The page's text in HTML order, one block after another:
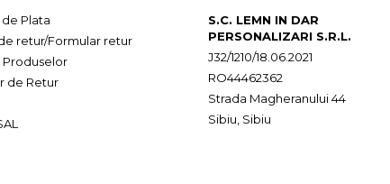
Plata
retur/Formular retur
Produselor
de Retur
S.C. LEMN IN DAR
PERSONALIZARI S.R.L.
J32/1210/18.06.2021
RO44462362
Strada Magheranului 44
Sibiu, Sibiu